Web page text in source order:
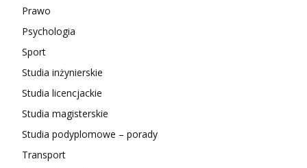
Prawo
Psychologia
Sport
Studia inżynierskie
Studia licencjackie
Studia magisterskie
Studia podyplomowe – porady
Transport